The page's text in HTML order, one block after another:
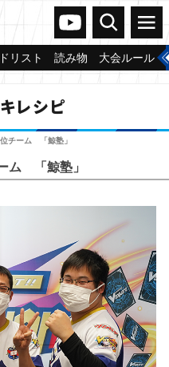
ヴァンガードch
検索 メニュー
リスト 読み物 大会ルール
レシピ
チーム 「鯨塾」
ム 「鯨塾」